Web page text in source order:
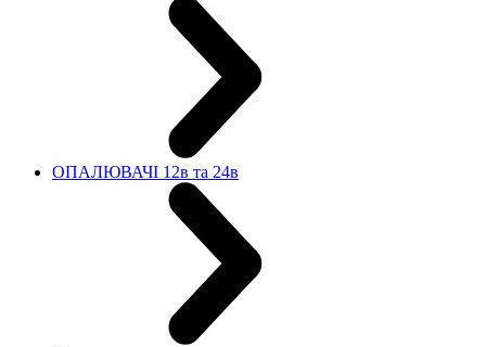
ОПАЛЮВАЧІ 12в та 24в